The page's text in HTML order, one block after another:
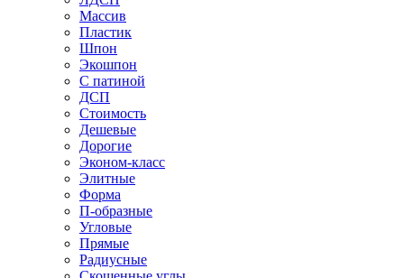
Массив
Пластик
Шпон
Экошпон
С патиной
ДСП
Стоимость
Дешевые
Дорогие
Эконом-класс
Элитные
Форма
П-образные
Угловые
Прямые
Радиусные